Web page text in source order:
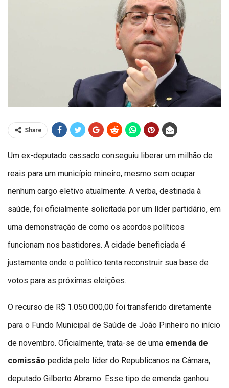
Share
Um ex-deputado cassado conseguiu liberar um milhão de
reais para um município mineiro, mesmo sem ocupar
nenhum cargo eletivo atualmente. A verba, destinada à
saúde, foi oficialmente solicitada por um líder partidário, em
uma demonstração de como os acordos políticos
funcionam nos bastidores. A cidade beneficiada é
justamente onde o político tenta reconstruir sua base de
votos para as próximas eleições.
O recurso de R$ 1.050.000,00 foi transferido diretamente
para o Fundo Municipal de Saúde de João Pinheiro no início
de novembro. Oficialmente, trata-se de uma emenda de
comissão pedida pelo líder do Republicanos na Câmara,
deputado Gilberto Abramo. Esse tipo de emenda ganhou